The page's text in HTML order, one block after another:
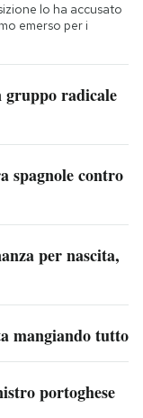
lo ha accusato
emerso per i
gruppo radicale
spagnole contro
per nascita,
mangiando tutto
portoghese